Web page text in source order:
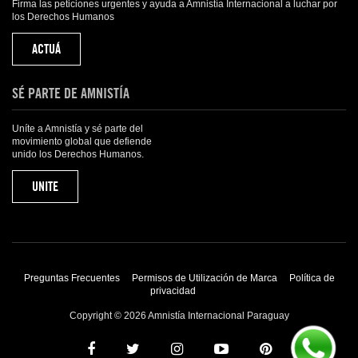
Firma las peticiones urgentes y ayuda a Amnistía Internacional a luchar por
los Derechos Humanos
ACTUÁ
SÉ PARTE DE AMNISTÍA
Uníte a Amnistía y sé parte del
movimiento global que defiende
unido los Derechos Humanos.
UNITE
Preguntas Frecuentes Permisos de Utilización de Marca
Política de
privacidad
Copyright © 2026 Amnistía Internacional Paraguay